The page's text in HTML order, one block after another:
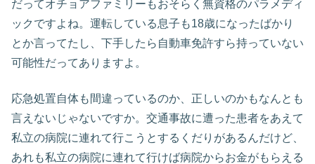
だってオチョアファミリーもおそらく無資格のパラメディ
ックですよね。運転している息子も18歳になったばかり
とか言ってたし、下手したら自動車免許すら持っていない
可能性だってありますよ。
応急処置自体も間違っているのか、正しいのかもなんとも
言えないじゃないですか。交通事故に遭った患者をあえて
私立の病院に連れて行こうとするくだりがあるんだけど、
あれも私立の病院に連れて行けば病院からお金がもらえる